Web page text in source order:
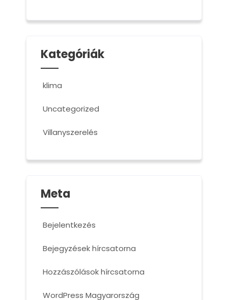
Kategóriák
klima
Uncategorized
Villanyszerelés
Meta
Bejelentkezés
Bejegyzések hírcsatorna
Hozzászólások hírcsatorna
WordPress Magyarország